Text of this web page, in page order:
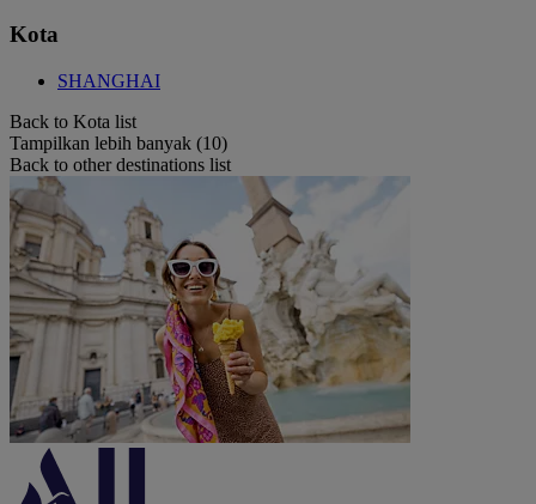
Kota
SHANGHAI
Back to Kota list
Tampilkan lebih banyak (10)
Back to other destinations list